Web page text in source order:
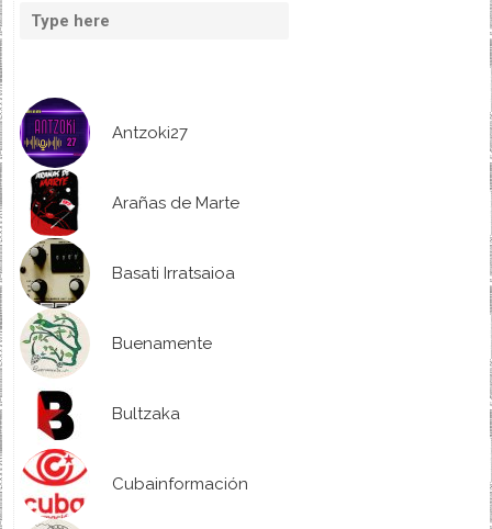
Antzoki27
Arañas de Marte
Basati Irratsaioa
Buenamente
Bultzaka
Cubainformación